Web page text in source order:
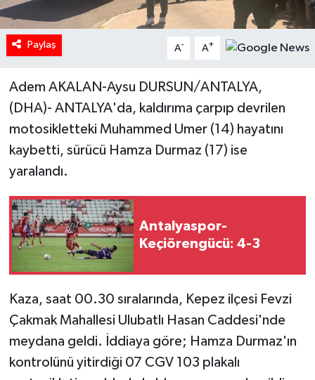
Paylaş A- A+
Adem AKALAN-Aysu DURSUN/ANTALYA,
(DHA)- ANTALYA'da, kaldırıma çarpıp devrilen
motosikletteki Muhammed Umer (14) hayatını
kaybetti, sürücü Hamza Durmaz (17) ise
yaralandı.
Antalyaspor-
Keçiörengücü: 4-3
Kaza, saat 00.30 sıralarında, Kepez ilçesi Fevzi
Çakmak Mahallesi Ulubatlı Hasan Caddesi'nde
meydana geldi. İddiaya göre; Hamza Durmaz'ın
kontrolünü yitirdiği 07 CGV 103 plakalı